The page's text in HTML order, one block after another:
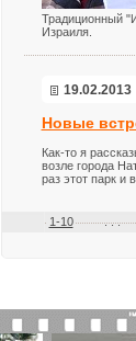
Традиционный
Израиля.
19.02.2013
Новые
Как-то я
возле города
раз этот парк и
1-10 . . .